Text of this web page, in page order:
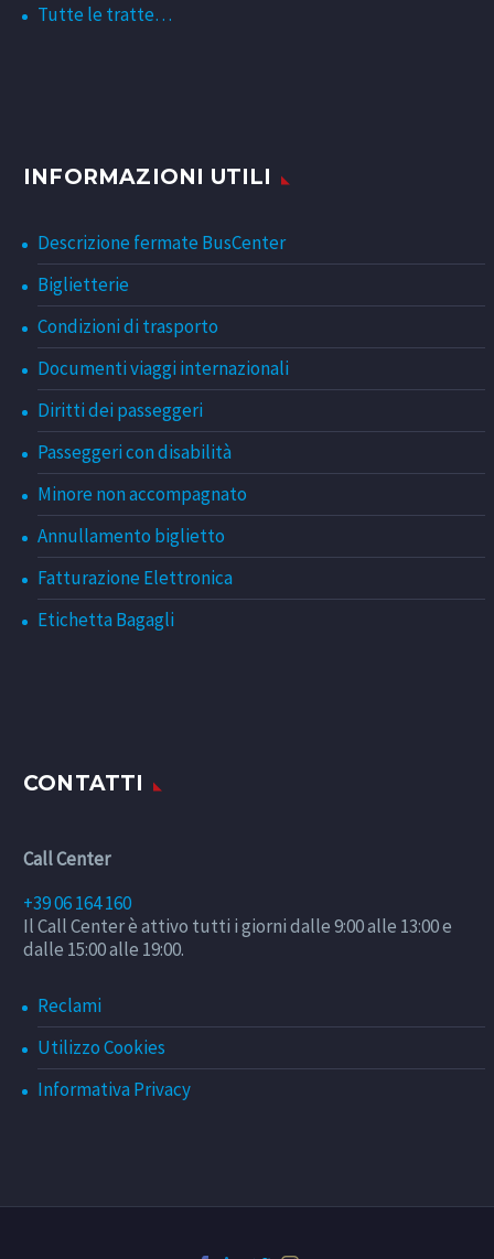
Tutte le tratte…
INFORMAZIONI UTILI
Descrizione fermate BusCenter
Biglietterie
Condizioni di trasporto
Documenti viaggi internazionali
Diritti dei passeggeri
Passeggeri con disabilità
Minore non accompagnato
Annullamento biglietto
Fatturazione Elettronica
Etichetta Bagagli
CONTATTI
Call Center
+39 06 164 160
Il Call Center è attivo tutti i giorni dalle 9:00 alle 13:00 e
dalle 15:00 alle 19:00.
Reclami
Utilizzo Cookies
Informativa Privacy